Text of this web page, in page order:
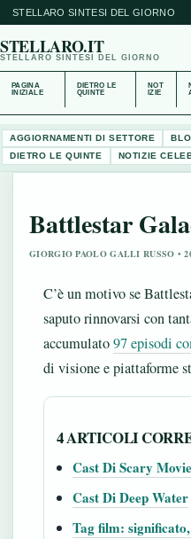
STELLARO SINTESI DEL GIORNO
STELLARO.IT
STELLARO SINTESI DEL GIORNO
PAGINA
INIZIALE
DIETRO LE
QUINTE
NOT
IZIE
AGGIORNAMENTI DI SETTORE
DIETRO LE QUINTE
NOTIZIE
Battlestar
GIORGIO PAOLO GALLI RUSSO •
C’è un motivo se
saputo rinnovarsi con
accumulato97 episodi
di visione e piattaforme
4 ARTICOLI
Cast Di Scary Movie
Cast Di Deep Water
Tag film: